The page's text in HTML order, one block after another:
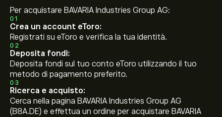
Per acquistare BAVARIA Industries Group AG:
01
Crea un account eToro:
Registrati su eToro e verifica la tua identità.
02
Deposita fondi:
Deposita fondi sul tuo conto eToro utilizzando il tuo
metodo di pagamento preferito.
03
Ricerca e acquisto:
Cerca nella pagina BAVARIA Industries Group AG
(B8A.DE) e effettua un ordine per acquistare BAVARIA